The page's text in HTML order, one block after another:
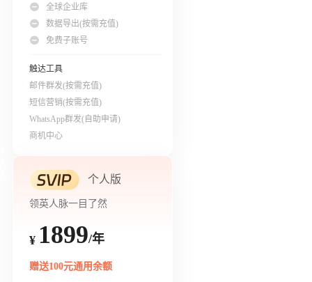
全球企业库
数据导出(按需充值)
免费子账号
触达工具
邮件群发(按需充值)
短信营销(按需充值)
WhatsApp群发(自助申请)
商机中心
个人版
领英人脉一目了然
¥ 1899/年
赠送100元通用余额